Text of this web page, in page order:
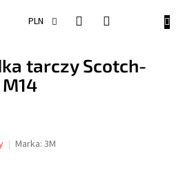
PLN
tarczy Scotch-
Marka: 3M